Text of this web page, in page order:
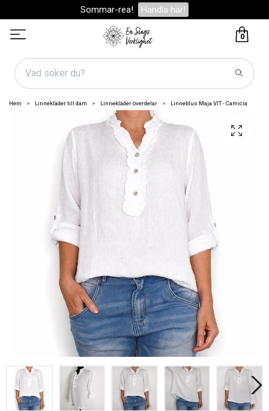
Sommar-rea! Handla här!
0
Hem Linnekläder till dam Linnekläder överdelar Linneblus Maja VIT - Camicia